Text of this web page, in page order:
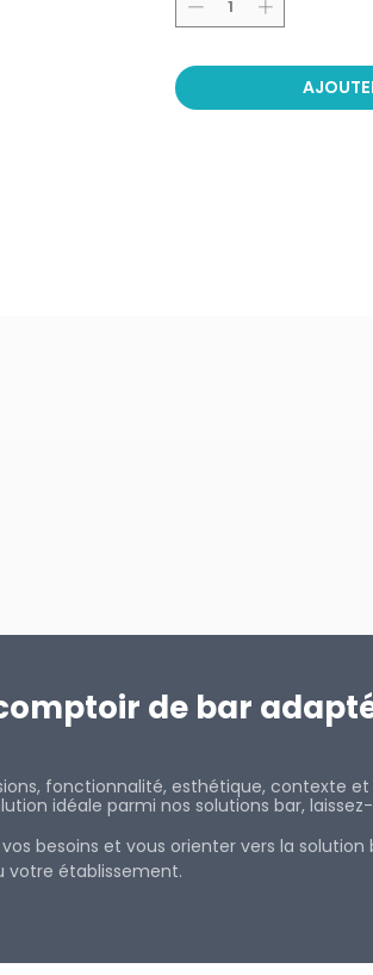
de bar
fonctionnalité, esthétique, contexte
idéale parmi nos solutions bar,
besoins et vous orienter vers la solution
votre établissement.